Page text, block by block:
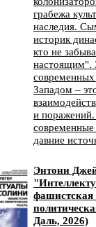
грабежа
наследия.
историк
кто не
настоящим".
Западом –
и
давние
Энтони
фашистская
Даль, 2026)